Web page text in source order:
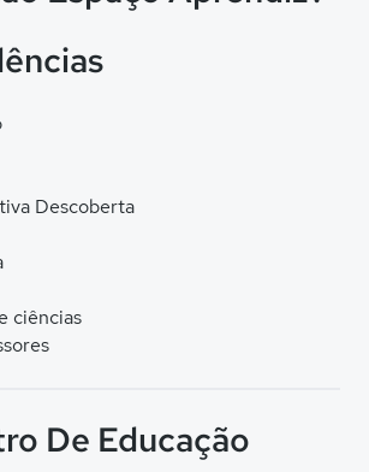
Descoberta
ciências
De Educação